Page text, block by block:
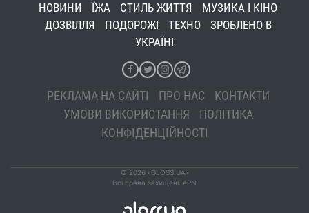
НОВИНИ ЇЖА СТИЛЬ ЖИТТЯ
МУЗИКА І КІНО
ДОЗВІЛЛЯ
ПОДОРОЖІ ТЕХНО
ЗРОБЛЕНО В
УКРАЇНІ
РЕКЛАМА НА САЙТІ ПРО НАС
КОНТАКТИ
УМОВИ ВИКОРИСТАННЯ
ПОЛІТИКА
КОНФІДЕНЦІЙНОСТІ
© 2026 «GLOSS.UA»
Всі права захищені. ePN